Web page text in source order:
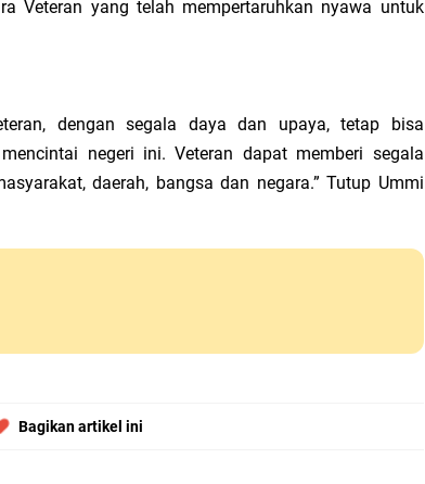
Veteran yang telah mempertaruhkan nyawa untuk
dengan segala daya dan upaya, tetap bisa
negeri ini. Veteran dapat memberi segala
daerah, bangsa dan negara.” Tutup Ummi
Bagikan artikel ini